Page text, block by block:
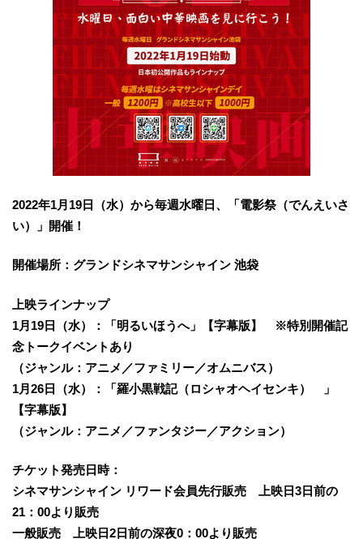
2022年1月19日 （水）から毎週水曜日、
「電影祭（でんえいさ
い）」開催 ！
開催場所：グランドシネマサンシャイン 池袋
上映ラインナップ
1月19日（水）：「明るいほうへ」【字幕版】
※特別開催記
念トークイベントあり
（ジャンル：アニメ／ファミリー／オムニバス）
1月26日（水）：「羅小黒戦記（ロシャオヘイセンキ） 」
【字幕版】
（ジャンル：アニメ／ファンタジー／アクション）
チケット発売日時：
シネマサンシャイン リワード会員先行販売 上映日3日前の
21：00より販売
一般販売 上映日2日前の深夜0：00より販売